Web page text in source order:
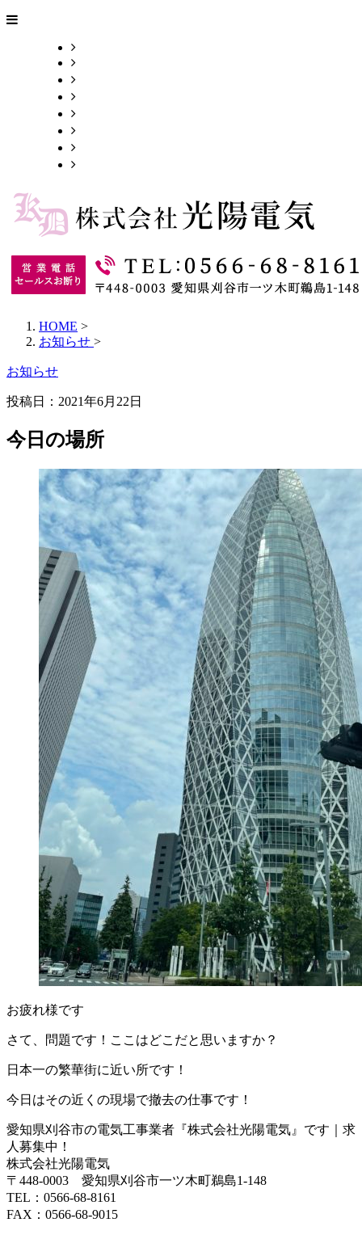
HOME >
お知らせ >
お知らせ
投稿日：2021年6月22日
今日の場所
お疲れ様です
さて、問題です！ここはどこだと思いますか？
日本一の繁華街に近い所です！
今日はその近くの現場で撤去の仕事です！
愛知県刈谷市の電気工事業者『株式会社光陽電気』です｜求
人募集中！
株式会社光陽電気
〒448-0003 愛知県刈谷市一ツ木町鵜島1-148
TEL：0566-68-8161
FAX：0566-68-9015